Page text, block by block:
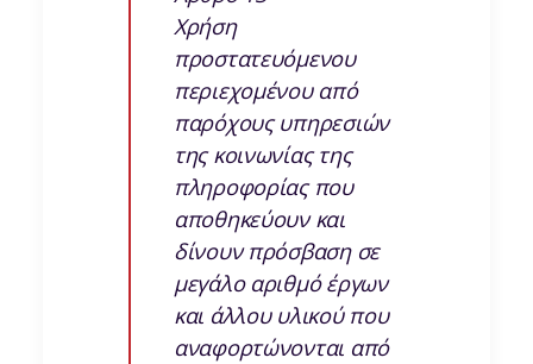
Χρήση
προστατευόμενου
περιεχομένου από
παρόχους υπηρεσιών
της κοινωνίας της
πληροφορίας που
αποθηκεύουν και
δίνουν πρόσβαση σε
μεγάλο αριθμό έργων
και άλλου υλικού που
αναφορτώνονται από